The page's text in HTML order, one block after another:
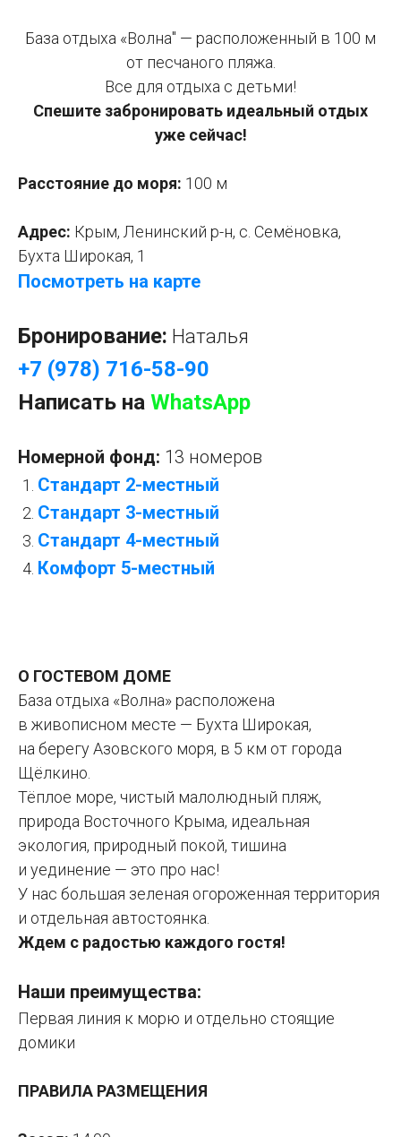
База отдыха «Волна" — расположенный в 100 м
от песчаного пляжа.
Все для отдыха с детьми!
Спешите забронировать идеальный отдых
уже сейчас!
Расстояние до моря: 100 м
Адрес: Крым, Ленинский р-н, с. Семёновка,
Бухта Широкая, 1
Посмотреть на карте
Бронирование: Наталья
+7 (978) 716-58-90
Написать на WhatsApp
Номерной фонд: 13 номеров
Стандарт 2-местный
Стандарт 3-местный
Стандарт 4-местный
Комфорт 5-местный
О ГОСТЕВОМ ДОМЕ
База отдыха «Волна» расположена
в живописном месте — Бухта Широкая,
на берегу Азовского моря, в 5 км от города
Щёлкино.
Тёплое море, чистый малолюдный пляж,
природа Восточного Крыма, идеальная
экология, природный покой, тишина
и уединение — это про нас!
У нас большая зеленая огороженная территория
и отдельная автостоянка.
Ждем с радостью каждого гостя!
Наши преимущества:
Первая линия к морю и отдельно стоящие
домики
ПРАВИЛА РАЗМЕЩЕНИЯ